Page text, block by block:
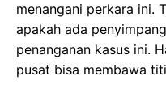
menangani perkara ini.
apakah ada
penanganan kasus ini.
pusat bisa membawa